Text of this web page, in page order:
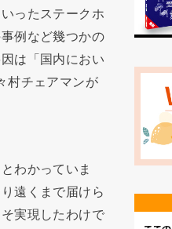
ったステークホ
例など幾つかの
は「国内におい
村チェアマンが
わかっていま
遠くまで届けら
実現したわけで